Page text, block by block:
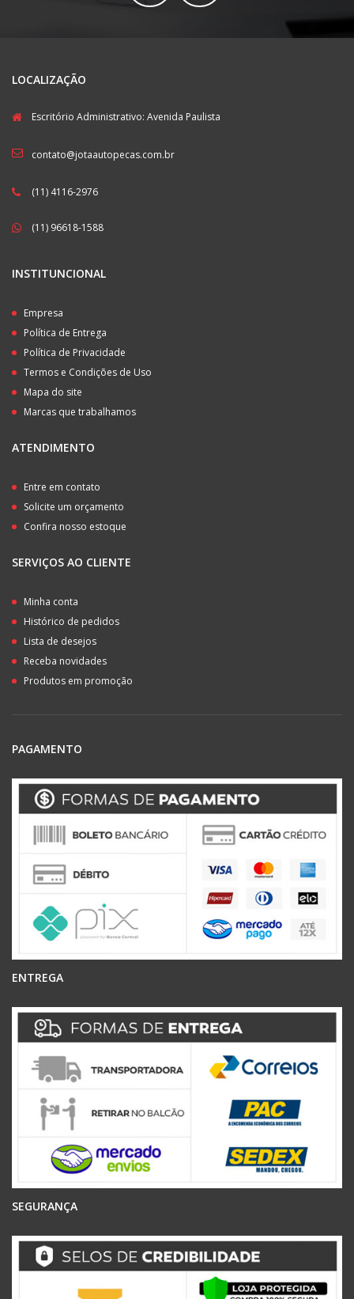
LOCALIZAÇÃO
Escritório Administrativo: Avenida Paulista
contato@jotaautopecas.com.br
(11) 4116-2976
(11) 96618-1588
INSTITUNCIONAL
Empresa
Política de Entrega
Política de Privacidade
Termos e Condições de Uso
Mapa do site
Marcas que trabalhamos
ATENDIMENTO
Entre em contato
Solicite um orçamento
Confira nosso estoque
SERVIÇOS AO CLIENTE
Minha conta
Histórico de pedidos
Lista de desejos
Receba novidades
Produtos em promoção
PAGAMENTO
ENTREGA
SEGURANÇA